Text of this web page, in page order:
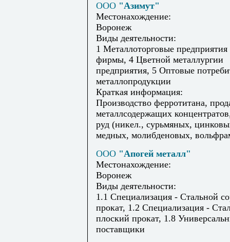
ООО "Азимут"
Местонахождение:
Воронеж
Виды деятельности:
1 Металлоторговые предприятия
фирмы, 4 Цветной металлургии
предприятия, 5 Оптовые
металлопродукции
Краткая информация:
Производство ферротитана,
металлсодержащих
руд (никел., сурьмяных,
медных, молибденовых,
ООО "Апогей металл"
Местонахождение:
Воронеж
Виды деятельности:
1.1 Специализация - Стальной
прокат, 1.2 Специализация -
плоский прокат, 1.8
поставщики